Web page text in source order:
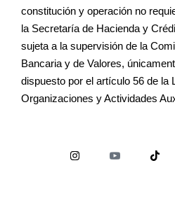
constitución y operación no
la Secretaría de Hacienda y
sujeta a la supervisión de la
Bancaria y de Valores,
dispuesto por el artículo 56 de la
Organizaciones y Actividades